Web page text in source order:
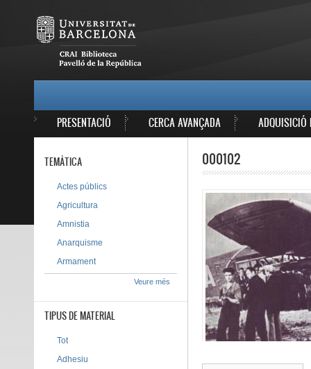
PRESENTACIÓ CERCA AVANÇADA ADQUISICIÓ
000102
TEMÀTICA
Actes públics
Agricultura
Amnistia
Anarquisme
Armament
Veure més
TIPUS DE MATERIAL
Tot
Adhesiu